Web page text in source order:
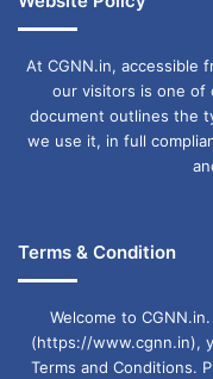
At CGNN.in, accessible
our visitors is one of
document outlines the
we use it, in full
Terms & Condition
Welcome to
(https://www.cgnn.in),
Terms and Conditions.